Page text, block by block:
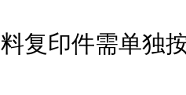
印件需单独